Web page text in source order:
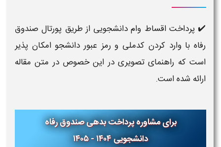
✔️ پرداخت اقساط وام دانشجویی از طریق پورتال صندوق
رفاه با وارد کردن کدملی و رمز عبور دانشجو امکان پذیر
است که راهنمای تصویری در این خصوص در متن مقاله
ارائه شده است.
برای مشاوره پرداخت بدهی صندوق رفاه
دانشجویی ۱۴۰۴ - ۱۴۰۵